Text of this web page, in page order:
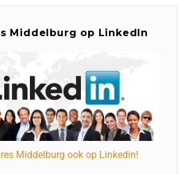
Middelburg op LinkedIn
Middelburg ook op Linkedin!